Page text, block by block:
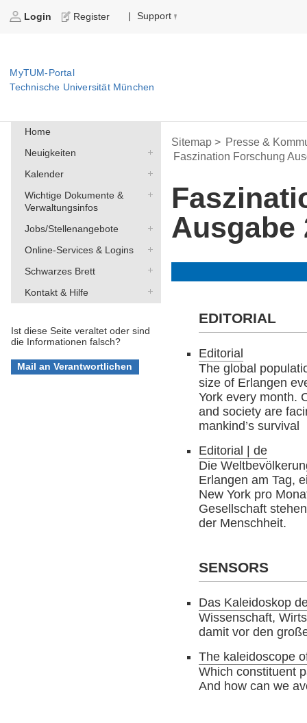
Login Register | Support
MyTUM-Portal
Technische Universität München
Home
Neuigkeiten
Kalender
Wichtige Dokumente &
Verwaltungsinfos
Jobs/Stellenangebote
Online-Services & Logins
Schwarzes Brett
Kontakt & Hilfe
Ist diese Seite veraltet oder sind
die Informationen falsch?
Sitemap > Presse &
Faszination Forschung
Ausgabe
EDITORIAL
Editorial
The global
size of Erlangen
York every month.
and society are
mankind’s survival
Editorial | de
Die
Erlangen am Tag,
New York pro
Gesellschaft
der Menschheit.
SENSORS
Das Kaleidoskop
Wissenschaft,
damit vor den
The kaleidoscope
Which constituent
And how can we